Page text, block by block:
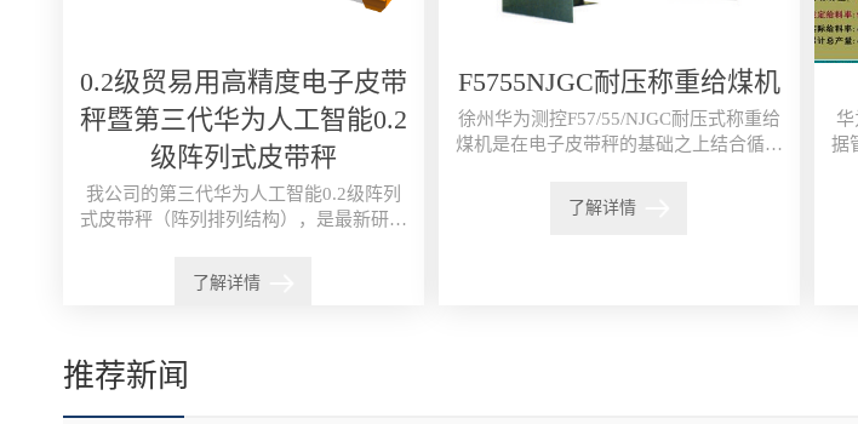
0.2级贸易用高精度电子皮带
秤暨第三代华为人工智能0.2
级阵列式皮带秤
我公司的第三代华为人工智能0.2级阵列
式皮带秤（阵列排列结构），是最新研发
易用高精度电子皮带秤，采样9...
了解详情
F5755NJGC耐压称重给煤机
徐州华为测控F57/55/NJGC耐压式称重给
煤机是在电子皮带秤的基础之上结合循环
特殊需要而开发的一种集...
了解详情
华
据
推荐新闻